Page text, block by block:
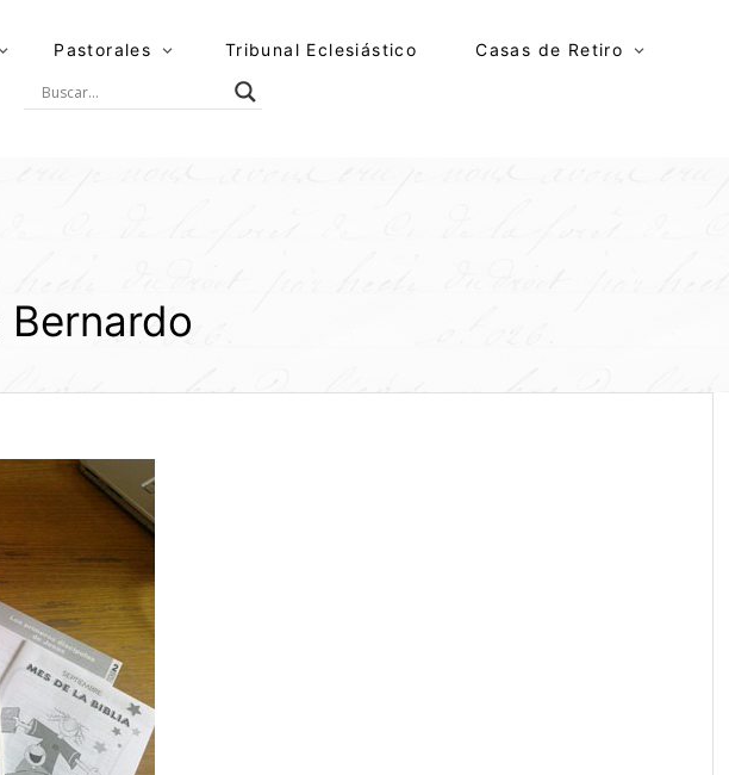
Pastorales Tribunal Eclesiástico Casas de Retiro